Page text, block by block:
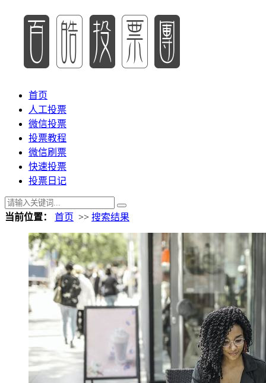
首页
人工投票
微信投票
投票教程
微信刷票
快速投票
投票日记
当前位置： 首页 >> 搜索结果